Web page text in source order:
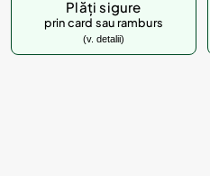
Plăți sigure
prin card sau ramburs
(v. detalii)